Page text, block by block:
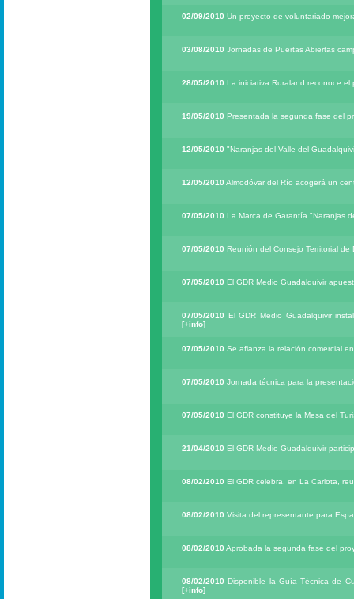
02/09/2010 Un proyecto de voluntariado
03/08/2010 Jornadas de Puertas Abiertas
28/05/2010 La iniciativa Ruraland reconoce
19/05/2010 Presentada la segunda fase del
12/05/2010 "Naranjas del Valle del
12/05/2010 Almodóvar del Río acogerá un
07/05/2010 La Marca de Garantía "Naranjas
07/05/2010 Reunión del Consejo Territorial
07/05/2010 El GDR Medio Guadalquivir
07/05/2010 El GDR Medio Guadalquivir
[+info]
07/05/2010 Se afianza la relación comercial
07/05/2010 Jornada técnica para la
07/05/2010 El GDR constituye la Mesa del
21/04/2010 El GDR Medio Guadalquivir
08/02/2010 El GDR celebra, en La Carlota,
08/02/2010 Visita del representante para
08/02/2010 Aprobada la segunda fase del
08/02/2010 Disponible la Guía Técnica de
[+info]